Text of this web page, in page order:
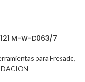
121 M-W-D063/7
para Fresado,